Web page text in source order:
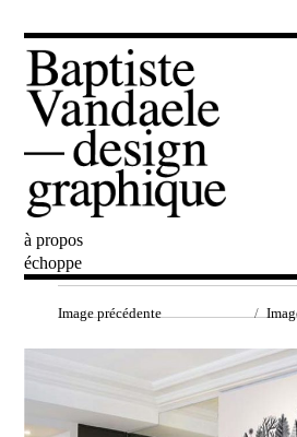
Baptiste Vandaele
à propos
échoppe
Image précédente